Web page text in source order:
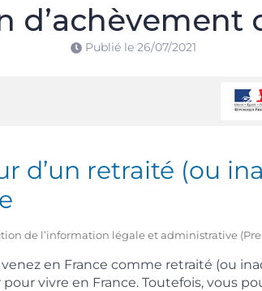
d’achèvement
Publié le 26/07/2021
d’un retraité (ou
de l’information légale et administrative
en France comme retraité (ou
vivre en France. Toutefois, vous